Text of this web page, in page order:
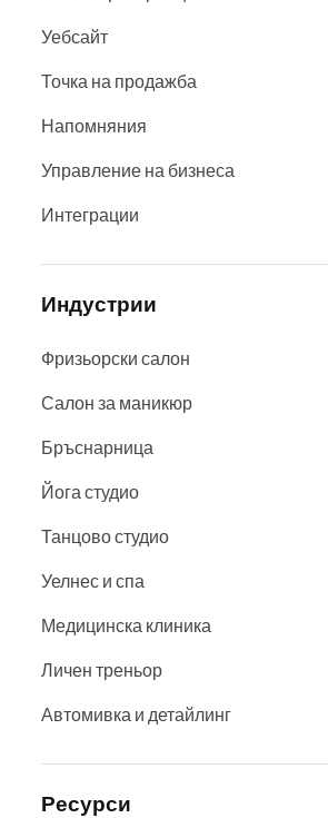
Уебсайт
Точка на продажба
Напомняния
Управление на бизнеса
Интеграции
Индустрии
Фризьорски салон
Салон за маникюр
Бръснарница
Йога студио
Танцово студио
Уелнес и спа
Медицинска клиника
Личен треньор
Автомивка и детайлинг
Ресурси